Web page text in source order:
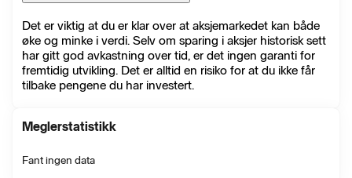
Det er viktig at du er klar over at aksjemarkedet kan både
øke og minke i verdi. Selv om sparing i aksjer historisk sett
har gitt god avkastning over tid, er det ingen garanti for
fremtidig utvikling. Det er alltid en risiko for at du ikke får
tilbake pengene du har investert.
Meglerstatistikk
Fant ingen data